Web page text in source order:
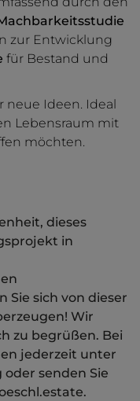
zur Entwicklung
für Bestand und
neue Ideen. Ideal
Lebensraum mit
möchten.
dieses
in
Sie sich von dieser
Wir
zu begrüßen. Bei
jederzeit unter
senden Sie